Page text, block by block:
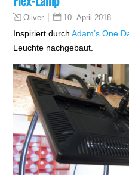
Oliver 10. April 2018
Inspiriert durchAdam’s One
Leuchte nachgebaut.